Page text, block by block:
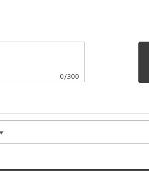
0 /300